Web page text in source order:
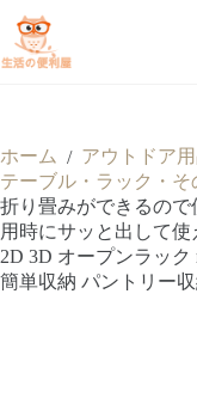
ホーム / アウトドア
テーブル・ラック・そ
折り畳みができるの
用時にサッと出して
2D 3D オープンラッ
簡単収納 パントリー